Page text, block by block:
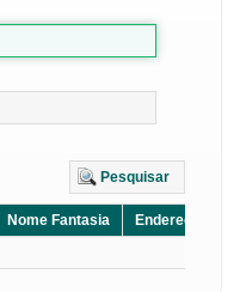
Pesquisar
Nome Fantasia Endereço